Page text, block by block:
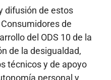
difusión de estos
de
del ODS 10 de la
de la desigualdad,
técnicos y de apoyo
personal y